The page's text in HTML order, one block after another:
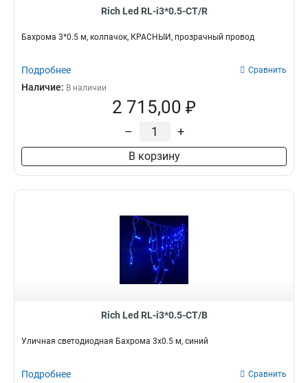
Rich Led RL-i3*0.5-CT/R
Бахрома 3*0.5 м, колпачок, КРАСНЫЙ, прозрачный провод
Подробнее Сравнить
Наличие: В наличии
2 715,00 ₽
– +
В корзину
Rich Led RL-i3*0.5-CT/B
Уличная светодиодная Бахрома 3x0.5 м, синий
Подробнее Сравнить